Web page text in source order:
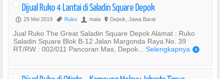
Dijual Ruko 4 Lantai di Saladin Square Depok
P 29 Mei 2019 , Ruko U mala ? Depok, Jawa Barat
Jual Ruko The Great Saladin Square Depok Alamat : Ruko
Saladin Square Blok B-12 Jalan Margonda Raya No. 39
RT/RW : 002/011 Pancoran Mas, Depok... Selengkapnya )